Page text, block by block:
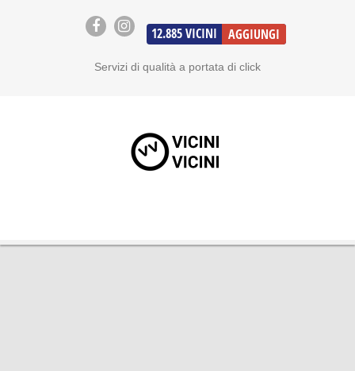
12.885 VICINI AGGIUNGI
Servizi di qualità a portata di click